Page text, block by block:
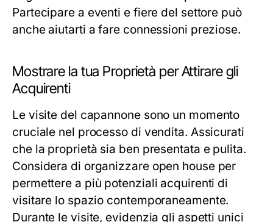
Partecipare a eventi e fiere del settore può
anche aiutarti a fare connessioni preziose.
Mostrare la tua Proprietà per Attirare gli
Acquirenti
Le visite del capannone sono un momento
cruciale nel processo di vendita. Assicurati
che la proprietà sia ben presentata e pulita.
Considera di organizzare open house per
permettere a più potenziali acquirenti di
visitare lo spazio contemporaneamente.
Durante le visite, evidenzia gli aspetti unici